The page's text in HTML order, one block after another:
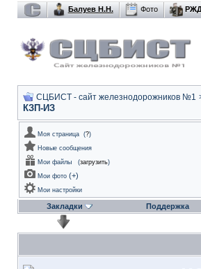
Балуев Н.Н. Фото
СЦБИСТ - сайт железнодорожников №1
КЗП-ИЗ
Моя страница (?)
Новые сообщения
Мои файлы
(загрузить)
Мои фото (+)
Мои настройки
Закладки Поддержка